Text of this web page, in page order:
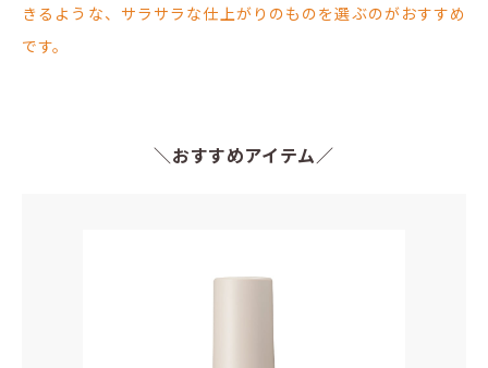
きるような、サラサラな仕上がりのものを選ぶのがおすすめ
です。
＼おすすめアイテム／